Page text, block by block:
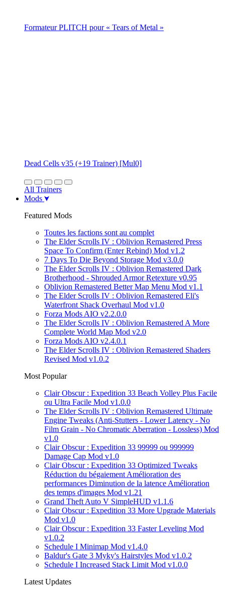
Formateur PLITCH pour « Tears of Metal »
Dead Cells v35 (+19 Trainer) [Mul0]
All Trainers
Mods
Featured Mods
Toutes les factions sont au complet
The Elder Scrolls IV : Oblivion Remastered Press
Space To Confirm (Enter Rebind) Mod v1.2
7 Days To Die Beyond Storage Mod v3.0.0
The Elder Scrolls IV : Oblivion Remastered Dark
Brotherhood - Shrouded Armor Retexture v0.95
Oblivion Remastered Better Map Menu Mod v1.1
The Elder Scrolls IV : Oblivion Remastered Eli's
Waterfront Shack Overhaul Mod v1.0
Forza Mods AIO v2.2.0.0
The Elder Scrolls IV : Oblivion Remastered A More
Complete World Map Mod v2.0
Forza Mods AIO v2.4.0.1
The Elder Scrolls IV : Oblivion Remastered Shaders
Revised Mod v1.0.2
Most Popular
Clair Obscur : Expedition 33 Beach Volley Plus Facile
ou Ultra Facile Mod v1.0.0
The Elder Scrolls IV : Oblivion Remastered Ultimate
Engine Tweaks (Anti-Stutters - Lower Latency - No
Film Grain - No Chromatic Aberration - Lossless) Mod
v1.0
Clair Obscur : Expedition 33 99999 ou 999999
Damage Cap Mod v1.0
Clair Obscur : Expedition 33 Optimized Tweaks
Réduction du bégaiement Amélioration des
performances Diminution de la latence Amélioration
des temps d'images Mod v1.21
Grand Theft Auto V SimpleHUD v1.1.6
Clair Obscur : Expedition 33 More Upgrade Materials
Mod v1.0
Clair Obscur : Expedition 33 Faster Leveling Mod
v1.0.2
Schedule I Minimap Mod v1.4.0
Baldur's Gate 3 Myky's Hairstyles Mod v1.0.2
Schedule I Increased Stack Limit Mod v1.0.0
Latest Updates